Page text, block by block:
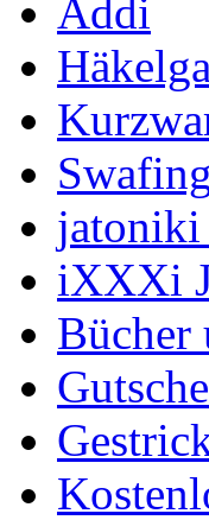
Addi
jatoniki
iXXXi
Bücher